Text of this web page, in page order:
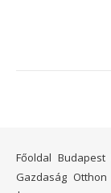
Főoldal Budapest
Gazdaság Otthon